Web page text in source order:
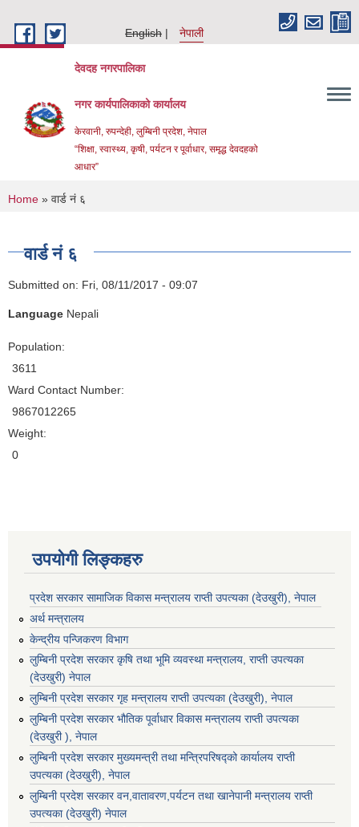
English
नेपाली
देवदह नगरपालिका
नगर कार्यपालिकाको कार्यालय
केरवानी, रुपन्देही, लुम्बिनी प्रदेश, नेपाल
“शिक्षा, स्वास्थ्य, कृषी, पर्यटन र पूर्वाधार, समृद्ध देवदहको
आधार”
You are here
Home » वार्ड नं ६
वार्ड नं ६
Submitted on: Fri, 08/11/2017 - 09:07
Language Nepali
Population:
3611
Ward Contact Number:
9867012265
Weight:
0
उपयोगी लिङ्कहरु
प्रदेश सरकार सामाजिक विकास मन्‍‍त्रालय राप्ती उपत्यका (देउखुरी), नेपाल
अर्थ मन्त्रालय
केन्द्रीय पन्जिकरण विभाग
लुम्बिनी प्रदेश सरकार कृषि तथा भूमि व्यवस्था मन्त्रालय, राप्ती उपत्यका
(देउखुरी) नेपाल
लुम्बिनी प्रदेश सरकार गृह मन्त्रालय राप्ती उपत्यका (देउखुरी), नेपाल
लुम्बिनी प्रदेश सरकार भौतिक पूर्वाधार विकास मन्त्रालय राप्ती उपत्यका
(देउखुरी ), नेपाल
लुम्बिनी प्रदेश सरकार मुख्यमन्त्री तथा मन्त्रिपरिषद्को कार्यालय राप्ती
उपत्यका (देउखुरी), नेपाल
लुम्बिनी प्रदेश सरकार वन,वातावरण,पर्यटन तथा खानेपानी मन्त्रालय राप्ती
उपत्यका (देउखुरी) नेपाल